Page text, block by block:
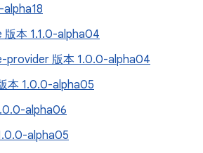
本 1.1.0-alpha04
provider 版本 1.0.0-alpha04
本 1.0.0-alpha05
alpha06
alpha05